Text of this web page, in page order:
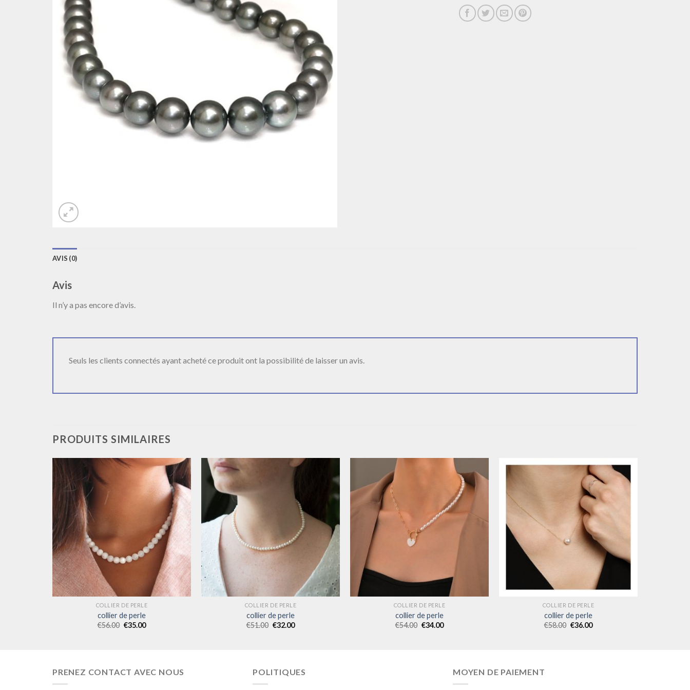
AVIS (0)
Avis
Il n’y a pas encore d’avis.
Seuls les clients connectés ayant acheté ce produit ont la possibilité de laisser un avis.
PRODUITS SIMILAIRES
COLLIER DE PERLE
collier de perle
€56.00 €35.00
COLLIER DE PERLE
collier de perle
€51.00 €32.00
COLLIER DE PERLE
collier de perle
€54.00 €34.00
COLLIER DE PERLE
collier de perle
€58.00 €36.00
PRENEZ CONTACT AVEC NOUS POLITIQUES MOYEN DE PAIEMENT